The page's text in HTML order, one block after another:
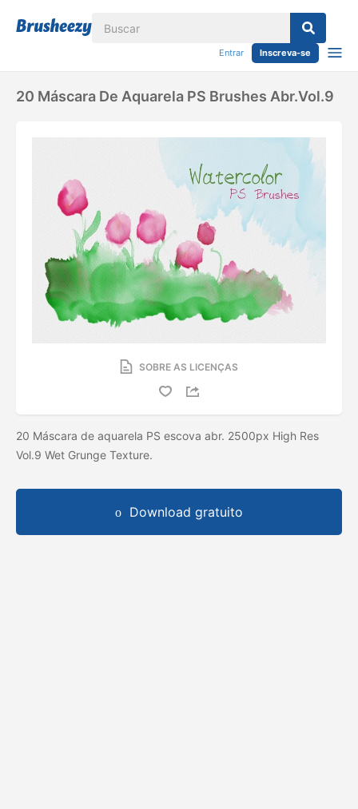
Entrar Inscreva-se
20 Máscara De Aquarela PS Brushes Abr.Vol.9
SOBRE AS LICENÇAS
20 Máscara de aquarela PS escova abr. 2500px High Res
Vol.9 Wet Grunge Texture.
Download gratuito